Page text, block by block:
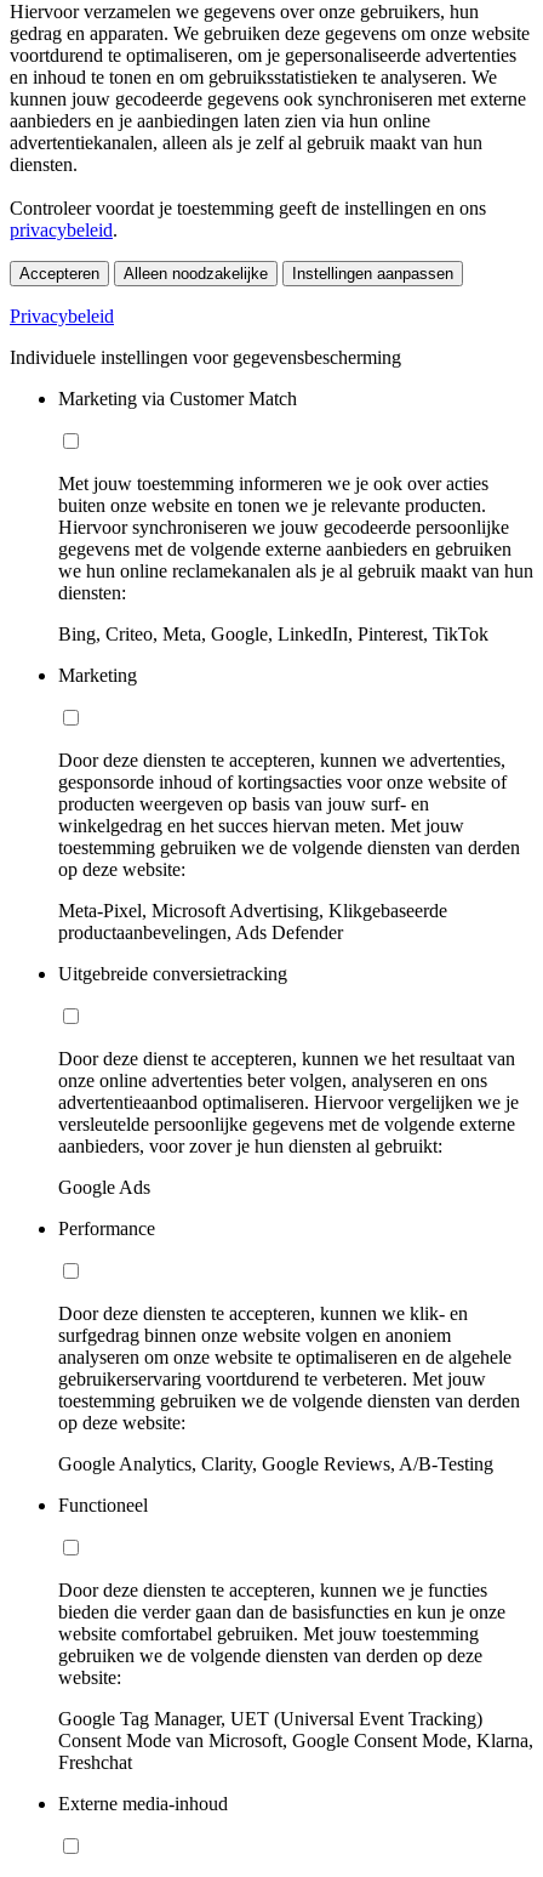
Hiervoor verzamelen we gegevens over onze gebruikers, hun
gedrag en apparaten. We gebruiken deze gegevens om onze website
voortdurend te optimaliseren, om je gepersonaliseerde advertenties
en inhoud te tonen en om gebruiksstatistieken te analyseren. We
kunnen jouw gecodeerde gegevens ook synchroniseren met externe
aanbieders en je aanbiedingen laten zien via hun online
advertentiekanalen, alleen als je zelf al gebruik maakt van hun
diensten.
Controleer voordat je toestemming geeft de instellingen en ons
privacybeleid.
Accepteren Alleen noodzakelijke Instellingen aanpassen
Privacybeleid
Individuele instellingen voor gegevensbescherming
Marketing via Customer Match
Met jouw toestemming informeren we je ook over acties
buiten onze website en tonen we je relevante producten.
Hiervoor synchroniseren we jouw gecodeerde persoonlijke
gegevens met de volgende externe aanbieders en gebruiken
we hun online reclamekanalen als je al gebruik maakt van hun
diensten:
Bing, Criteo, Meta, Google, LinkedIn, Pinterest, TikTok
Marketing
Door deze diensten te accepteren, kunnen we advertenties,
gesponsorde inhoud of kortingsacties voor onze website of
producten weergeven op basis van jouw surf- en
winkelgedrag en het succes hiervan meten. Met jouw
toestemming gebruiken we de volgende diensten van derden
op deze website:
Meta-Pixel, Microsoft Advertising, Klikgebaseerde
productaanbevelingen, Ads Defender
Uitgebreide conversietracking
Door deze dienst te accepteren, kunnen we het resultaat van
onze online advertenties beter volgen, analyseren en ons
advertentieaanbod optimaliseren. Hiervoor vergelijken we je
versleutelde persoonlijke gegevens met de volgende externe
aanbieders, voor zover je hun diensten al gebruikt:
Google Ads
Performance
Door deze diensten te accepteren, kunnen we klik- en
surfgedrag binnen onze website volgen en anoniem
analyseren om onze website te optimaliseren en de algehele
gebruikerservaring voortdurend te verbeteren. Met jouw
toestemming gebruiken we de volgende diensten van derden
op deze website:
Google Analytics, Clarity, Google Reviews, A/B-Testing
Functioneel
Door deze diensten te accepteren, kunnen we je functies
bieden die verder gaan dan de basisfuncties en kun je onze
website comfortabel gebruiken. Met jouw toestemming
gebruiken we de volgende diensten van derden op deze
website:
Google Tag Manager, UET (Universal Event Tracking)
Consent Mode van Microsoft, Google Consent Mode, Klarna,
Freshchat
Externe media-inhoud